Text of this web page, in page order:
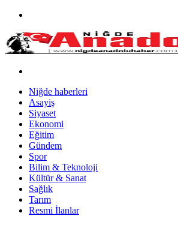
Niğde haberleri
Asayiş
Siyaset
Ekonomi
Eğitim
Gündem
Spor
Bilim & Teknoloji
Kültür & Sanat
Sağlık
Tarım
Resmi İlanlar